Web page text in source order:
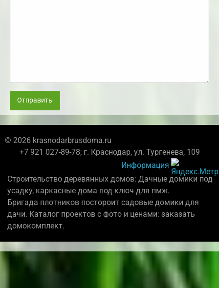
Отправить
© 2026 krasnodarbrusdoma.ru
+7 921 027-89-78; г. Краснодар, ул. Тургенева, 109
Информация
Строительство деревянных домов: Дачные домики под
усадку, каркасные дома под ключ для пмж.
Бригада плотников постороит садовые домики для
дачи. Каталог проектов с фото и ценами: заказать
домокомплект.